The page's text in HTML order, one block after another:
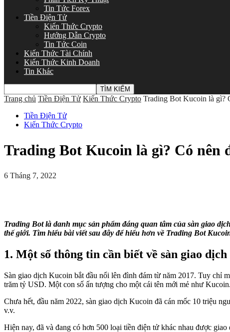
Tin Tức Forex
Tiền Điện Tử
Kiến Thức Crypto
Hướng Dẫn Crypto
Tin Tức Coin
Kiến Thức Tài Chính
Kiến Thức Kinh Doanh
Tin Khác
Trang chủ Tiền Điện Tử Kiến Thức Crypto Trading Bot Kucoin là gì?
Tiền Điện Tử
Kiến Thức Crypto
Trading Bot Kucoin là gì? Có nên
6 Tháng 7, 2022
Trading Bot là danh mục sản phẩm đáng quan tâm của sàn giao
thế giới. Tìm hiểu bài viết sau đây để hiểu hơn về Trading Bot
1. Một số thông tin cần biết về sàn giao
Sàn giao dịch Kucoin bắt đầu nổi lên đình đám từ năm 2017. Tuy chỉ
trăm tỷ USD. Một con số ấn tượng cho một cái tên mới mẻ như Kucoin.
Chưa hết, đầu năm 2022, sàn giao dịch Kucoin đã cán mốc 10 triệu
v.v.
Hiện nay, đã và đang có hơn 500 loại tiền điện tử khác nhau được